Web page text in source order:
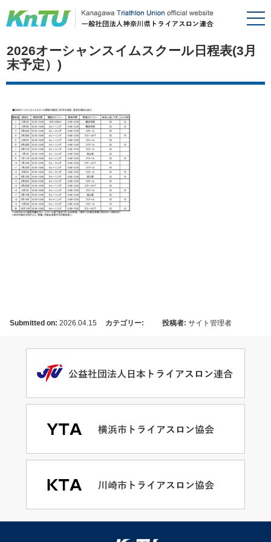
2026オーシャンスイムスクール日程表(3月
末予定）)
Submitted on: 2026.04.15 カテゴリー: 投稿者: サイト管理者